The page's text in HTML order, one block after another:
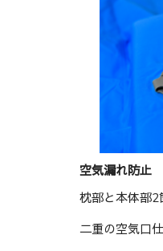
空気漏れ防止
枕部と本体部2
二重の空気口